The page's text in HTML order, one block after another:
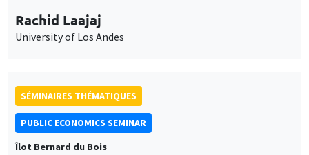
Rachid Laajaj
University of Los Andes
SÉMINAIRES THÉMATIQUES
PUBLIC ECONOMICS SEMINAR
Îlot Bernard du Bois